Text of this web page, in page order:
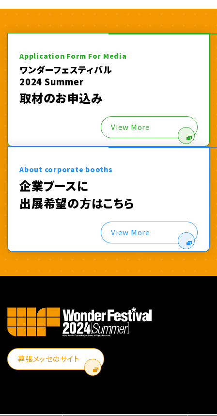
Application Form For Media
ワンダーフェスティバル
2024 Summer
取材のお申込み
View More
About corporate booths
企業ブースに
出展希望の方はこちら
View More
幕張メッセのサイト